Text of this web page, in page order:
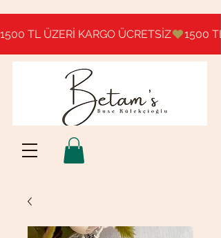
1500 TL ÜZERİ KARGO ÜCRETSİZ